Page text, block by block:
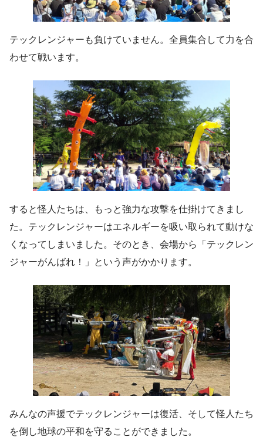
テックレンジャーも負けていません。全員集合して力を合
わせて戦います。
すると怪人たちは、もっと強力な攻撃を仕掛けてきまし
た。テックレンジャーはエネルギーを吸い取られて動けな
くなってしまいました。そのとき、会場から「テックレン
ジャーがんばれ！」という声がかかります。
みんなの声援でテックレンジャーは復活、そして怪人たち
を倒し地球の平和を守ることができました。